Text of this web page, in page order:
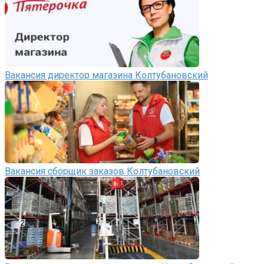
Вакансия директор магазина Колтубановский
Вакансия сборщик заказов Колтубановский